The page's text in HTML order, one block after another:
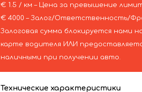
€ 1.5 / км – Цена за превышение
€ 4000 – Залог/Ответственность/
Залоговая сумма блокируется нами
карте водителя ИЛИ
наличными при получении авто.
Технические характеристики